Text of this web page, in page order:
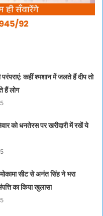
परंपराएं: कहीं श्मशान में जलते हैं दीप तो
हैं लोग
को धनतेरस पर खरीदारी में रखें ये
सीट से अनंत सिंह ने भरा
का किया खुलासा